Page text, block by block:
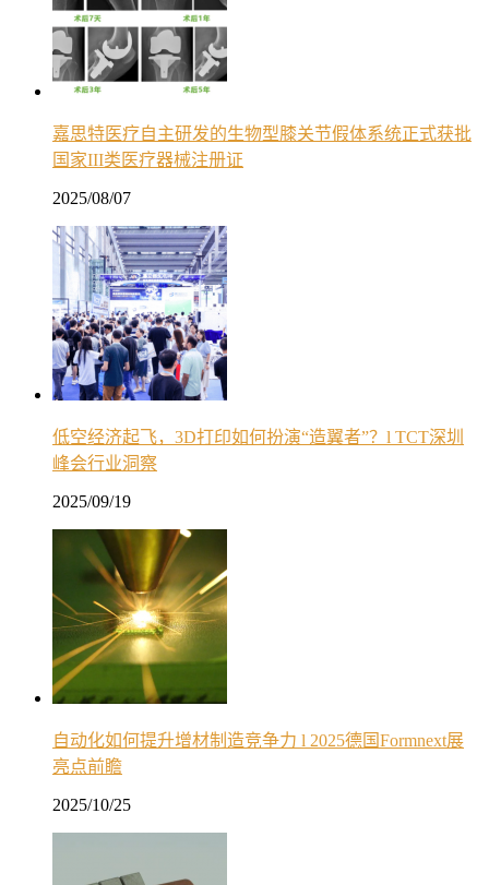
嘉思特医疗自主研发的生物型膝关节假体系统正式获批
国家III类医疗器械注册证
2025/08/07
低空经济起飞，3D打印如何扮演“造翼者”？l TCT深圳
峰会行业洞察
2025/09/19
自动化如何提升增材制造竞争力 l 2025德国Formnext展
亮点前瞻
2025/10/25